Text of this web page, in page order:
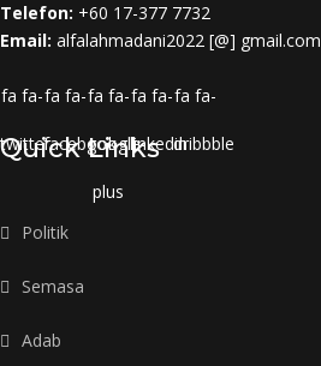
Telefon: +60 17-377 7732
Email: alfalahmadani2022 [@] gmail.com
fa fa-
twitter
fa fa-
facebook
fa fa-
google-
plus
fa fa-
linkedin
fa fa-
dribbble
Quick Links
Politik
Semasa
Adab